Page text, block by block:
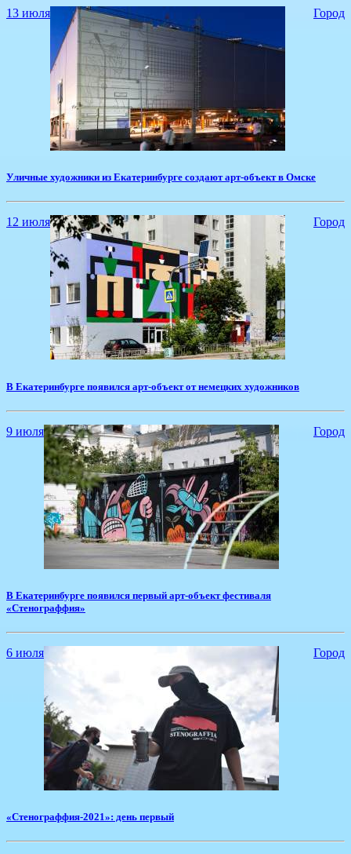
13 июля Город
​Уличные художники из Екатеринбурге создают арт-объект в Омске
12 июля Город
В Екатеринбурге появился арт-объект от немецких художников
9 июля Город
​В Екатеринбурге появился первый арт-объект фестиваля
«Стенограффия»
6 июля Город
«Стенограффия-2021»: день первый